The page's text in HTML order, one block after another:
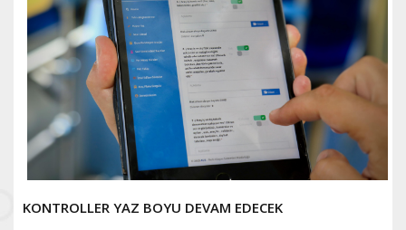
KONTROLLER YAZ BOYU DEVAM EDECEK